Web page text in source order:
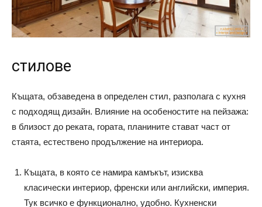
стилове
Къщата, обзаведена в определен стил, разполага с кухня
с подходящ дизайн. Влияние на особеностите на пейзажа:
в близост до реката, гората, планините стават част от
стаята, естествено продължение на интериора.
Къщата, в която се намира камъкът, изисква
класически интериор, френски или английски, империя.
Тук всичко е функционално, удобно. Кухненски